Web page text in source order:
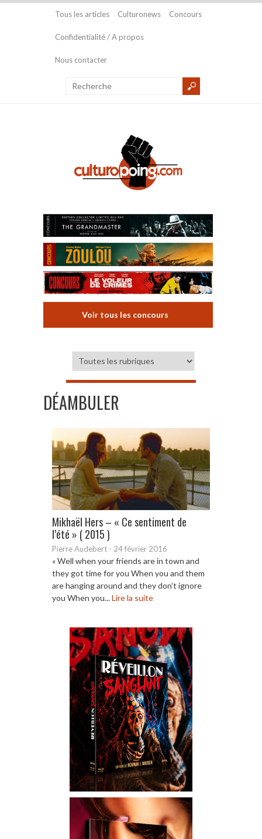
Tous les articles Culturonews Concours
Confidentialité / A propos
Nous contacter
Voir tous les concours
DÉAMBULER
Mikhaël Hers – « Ce sentiment de
l’été » ( 2015 )
Pierre Audebert - 24 février 2016
« Well when your friends are in town and
they got time for you When you and them
are hanging around and they don’t ignore
you When you...Lire la suite